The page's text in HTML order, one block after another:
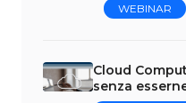
WEBINAR
Cloud
senza